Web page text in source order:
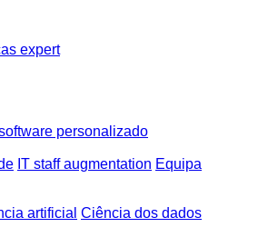
expert
personalizado
IT staff augmentation Equipa
artificial Ciência dos dados